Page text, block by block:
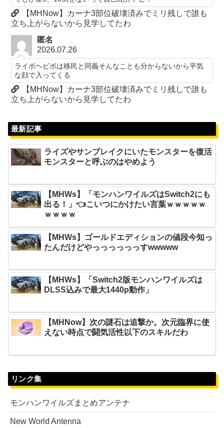
【MHNow】カーナ3部位破壊済みでミリ残しで誰も
立ち上がらないから見学してたわ
匿名
2026.07.26
ライボヘビボは移民と同義そんなことも分からないから平気
な顔で入ってくる
【MHNow】カーナ3部位破壊済みでミリ残しで誰も
立ち上がらないから見学してたわ
最新記事
ライズやサンブレイクにいたモンスターを復活
モンスターと呼ぶのはやめよう
【MHWs】「モンハンワイルズはSwitch2にも
出る！」👈こいつにかけたい言葉ｗｗｗｗｗ
ｗｗｗｗ
【MHWs】ゴールドエディションの値段今知っ
たんだけどやっっっっっっすwwwww
【MHWs】「Switch2版モンハンワイルズは
DLSS込みで最大1440p動作」
【MHNow】次の謎石は追撃か。次元臨界に使
えない時点で闘気活性以下のスキルだわ
リンク集
モンハンワイルズまとめアンテナ
New World Antenna